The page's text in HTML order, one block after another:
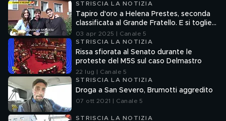
STRISCIA LA NOTIZIA
Tapiro d'oro a Helena Prestes, seconda
classificata al Grande Fratello. E si toglie
qualche sassolino dalla scarpa...
03 apr 2025 | Canale 5
STRISCIA LA NOTIZIA
Rissa sfiorata al Senato durante le
proteste del M5S sul caso Delmastro
22 lug | Canale 5
STRISCIA LA NOTIZIA
Droga a San Severo, Brumotti aggredito
07 ott 2021 | Canale 5
STRISCIA LA NOTIZIA